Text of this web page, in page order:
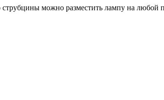
можно разместить лампу на любой